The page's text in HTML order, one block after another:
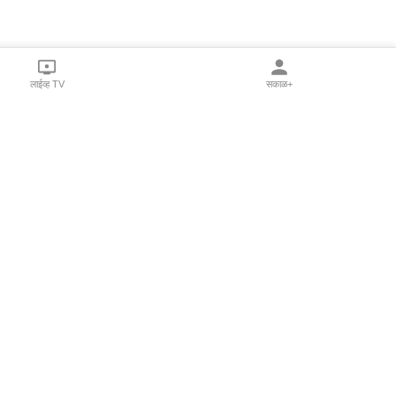
लाईव्ह TV सकाळ+